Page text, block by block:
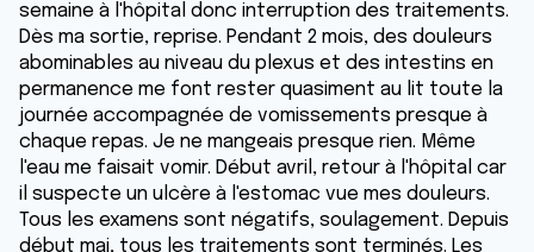
semaine à l'hôpital donc interruption des traitements.
Dès ma sortie, reprise. Pendant 2 mois, des douleurs
abominables au niveau du plexus et des intestins en
permanence me font rester quasiment au lit toute la
journée accompagnée de vomissements presque à
chaque repas. Je ne mangeais presque rien. Même
l'eau me faisait vomir. Début avril, retour à l'hôpital car
il suspecte un ulcère à l'estomac vue mes douleurs.
Tous les examens sont négatifs, soulagement. Depuis
début mai, tous les traitements sont terminés. Les